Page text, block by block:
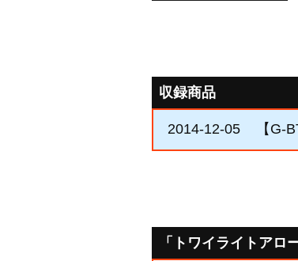
収録商品
2014-12-05 【G-
「トワイライトアロ